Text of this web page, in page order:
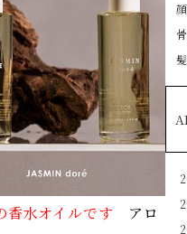
香水オイルです アロ